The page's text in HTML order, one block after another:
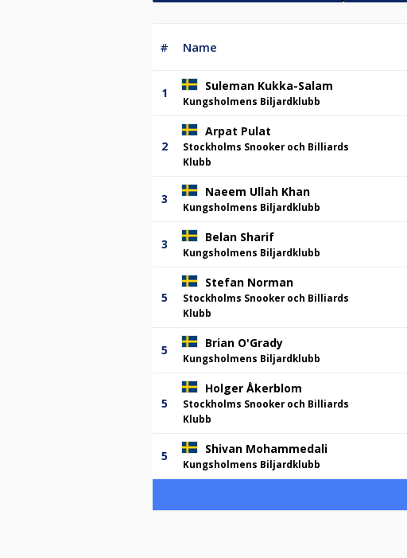
# Name
1 Suleman Kukka-Salam
Kungsholmens Biljardklubb
2
Arpat Pulat
Stockholms Snooker och Billiards
Klubb
3 Naeem Ullah Khan
Kungsholmens Biljardklubb
3 Belan Sharif
Kungsholmens Biljardklubb
5
Stefan Norman
Stockholms Snooker och Billiards
Klubb
5 Brian O'Grady
Kungsholmens Biljardklubb
5
Holger Åkerblom
Stockholms Snooker och Billiards
Klubb
5 Shivan Mohammedali
Kungsholmens Biljardklubb